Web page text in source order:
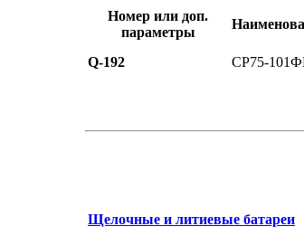
Номер или доп.
параметры
Q-192
СР75-
Щелочные и литиевые батареи